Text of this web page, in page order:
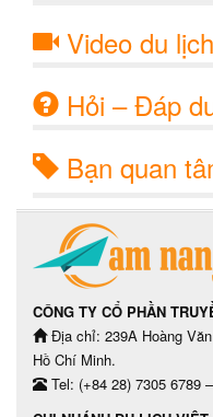
Video du lịch
Hỏi – Đáp
Bạn quan
CÔNG TY CỔ PHẦN
Địa chỉ: 239A Hoàng
Hồ Chí Minh.
Tel: (+84 28) 7305 6789